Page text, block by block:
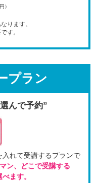
）
ります。
す。
プラン
んで予約”
れて受講するプランで
ン、
どこで受講する
ます。